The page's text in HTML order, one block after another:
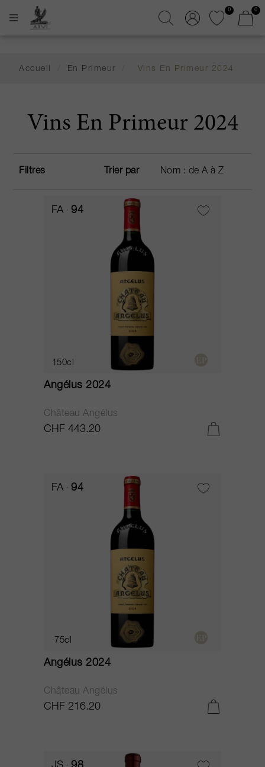
0 0
Accueil En Primeur Vins En Primeur 2024
Vins En Primeur 2024
Filtres Trier par
FA 94
150cl
Angélus 2024
Château Angélus
CHF 443.20
FA 94
75cl
Angélus 2024
Château Angélus
CHF 216.20